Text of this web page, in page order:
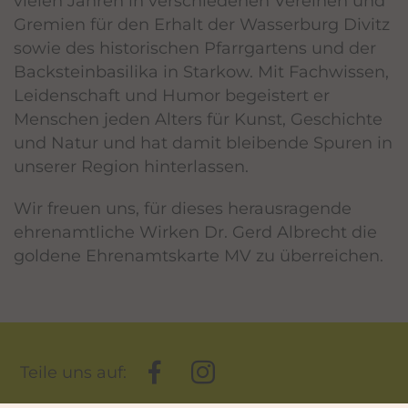
Gremien für den Erhalt der Wasserburg Divitz
sowie des historischen Pfarrgartens und der
Backsteinbasilika in Starkow. Mit Fachwissen,
Leidenschaft und Humor begeistert er
Menschen jeden Alters für Kunst, Geschichte
und Natur und hat damit bleibende Spuren in
unserer Region hinterlassen.
Wir freuen uns, für dieses herausragende
ehrenamtliche Wirken Dr. Gerd Albrecht die
goldene Ehrenamtskarte MV zu überreichen.
Teile uns auf: Facebook